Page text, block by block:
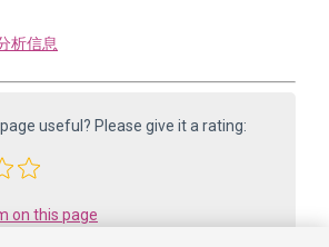
析信息
useful? Please give it a rating:
on this page